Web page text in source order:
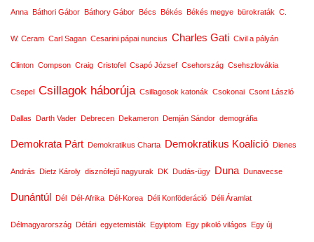
Anna Báthori Gábor Báthory Gábor Bécs Békés Békés megye bürokraták C.
W. Ceram Carl Sagan Cesarini pápai nuncius Charles Gati Civil a pályán
Clinton Compson Craig Cristofel Csapó József Csehország Csehszlovákia
Csepel Csillagok háborúja Csillagosok katonák Csokonai Csont László
Dallas Darth Vader Debrecen Dekameron Demján Sándor demográfia
Demokrata Párt Demokratikus Charta Demokratikus Koalíció Dienes
András Dietz Károly disznófejű nagyurak DK Dudás-ügy Duna Dunavecse
Dunántúl Dél Dél-Afrika Dél-Korea Déli Konföderáció Déli Áramlat
Délmagyarország Détári egyetemisták Egyiptom Egy pikoló világos Egy új